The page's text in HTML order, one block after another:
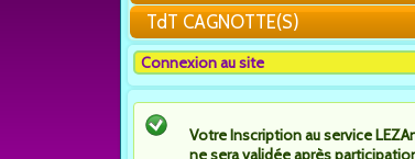
TdT CAGNOTTE(S)
Connexion au site
Votre Inscription au service
ne sera validée après